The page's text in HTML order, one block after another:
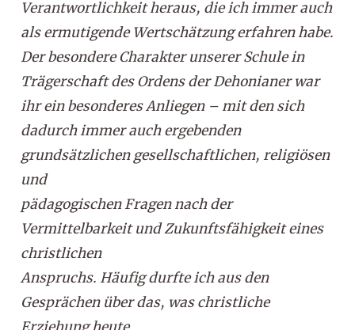
Verantwortlichkeit heraus, die ich immer auch
als ermutigende Wertschätzung erfahren habe.
Der besondere Charakter unserer Schule in
Trägerschaft des Ordens der Dehonianer war
ihr ein besonderes Anliegen – mit den sich
dadurch immer auch ergebenden
grundsätzlichen gesellschaftlichen, religiösen
und
pädagogischen Fragen nach der
Vermittelbarkeit und Zukunftsfähigkeit eines
christlichen
Anspruchs. Häufig durfte ich aus den
Gesprächen über das, was christliche